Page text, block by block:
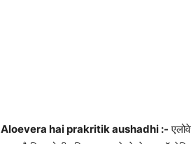
Aloevera hai prakritik aushadhi :-